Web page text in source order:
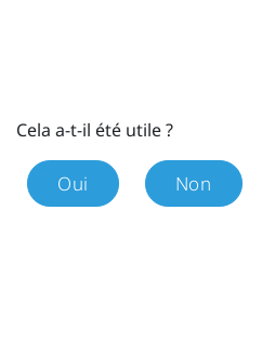
Cela a-t-il été utile ?
Oui Non